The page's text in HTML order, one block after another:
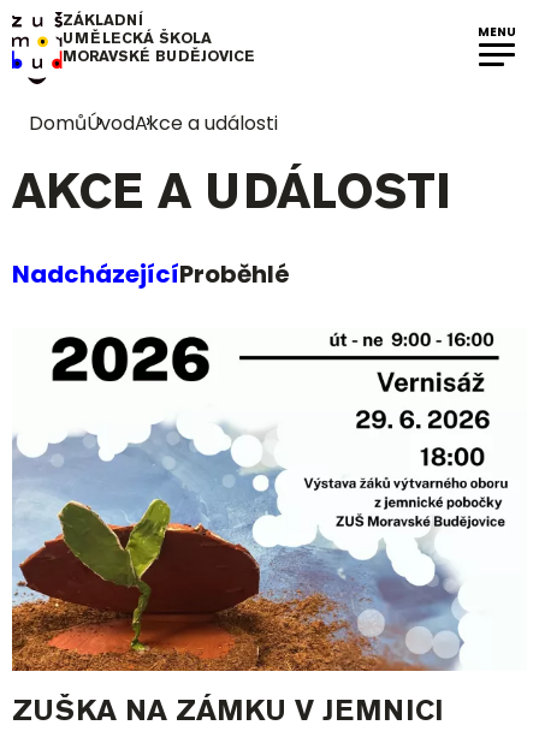
ZÁKLADNÍ
UMĚLECKÁ ŠKOLA
MORAVSKÉ BUDĚJOVICE
MENU
DomůÚvodAkce a události
AKCE A UDÁLOSTI
NadcházejícíProběhlé
ZUŠKA NA ZÁMKU V JEMNICI